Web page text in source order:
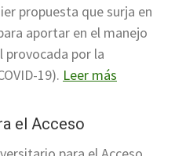
propuesta que surja en
aportar en el manejo
provocada por la
19). Leer más
el Acceso